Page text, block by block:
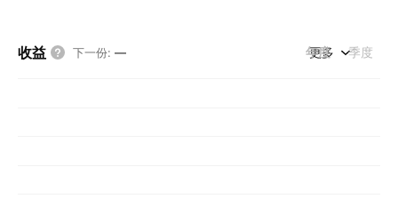
收益 下一份: — 年度 季度
更多